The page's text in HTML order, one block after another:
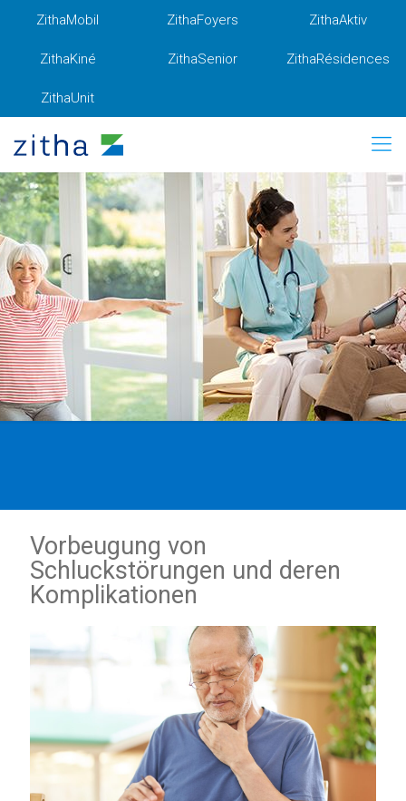
ZithaMobil ZithaFoyers ZithaAktiv
ZithaKiné ZithaSenior ZithaRésidences
ZithaUnit
Vorbeugung von
Schluckstörungen und deren
Komplikationen